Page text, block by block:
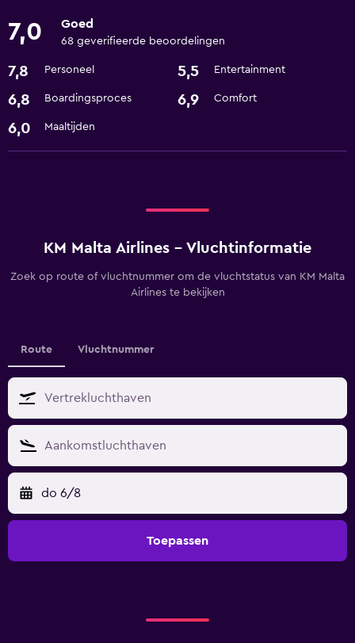
7,0 Goed
68 geverifieerde beoordelingen
7,8 Personeel 5,5 Entertainment
6,8 Boardingsproces 6,9 Comfort
6,0 Maaltijden
KM Malta Airlines - Vluchtinformatie
Zoek op route of vluchtnummer om de vluchtstatus van KM Malta
Airlines te bekijken
Route Vluchtnummer
do 6/8
Toepassen